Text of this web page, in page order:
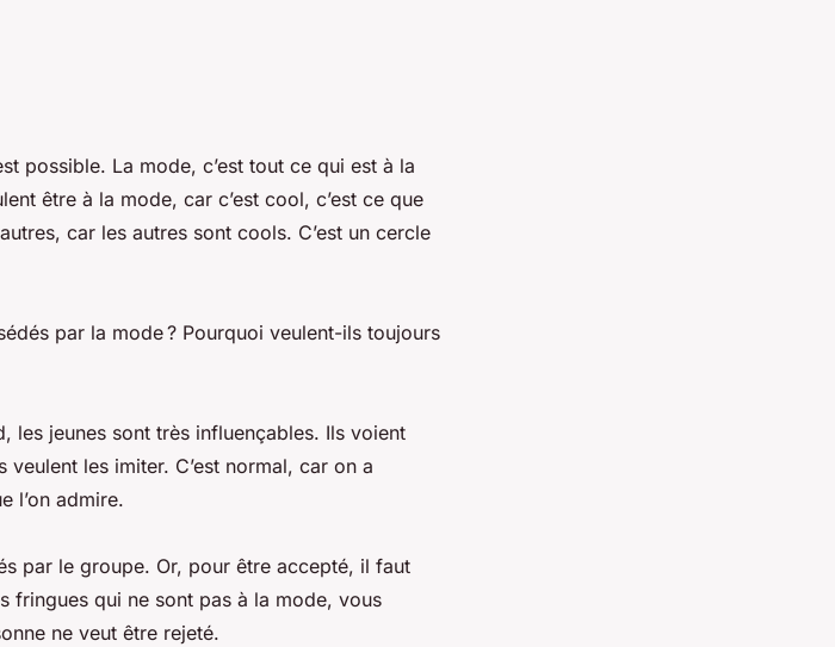
possible. La mode, c’est tout ce qui est à la
être à la mode, car c’est cool, c’est ce que
car les autres sont cools. C’est un cercle
par la mode ? Pourquoi veulent-ils toujours
les jeunes sont très influençables. Ils voient
les imiter. C’est normal, car on a
l’on admire.
par le groupe. Or, pour être accepté, il faut
fringues qui ne sont pas à la mode, vous
ne veut être rejeté.